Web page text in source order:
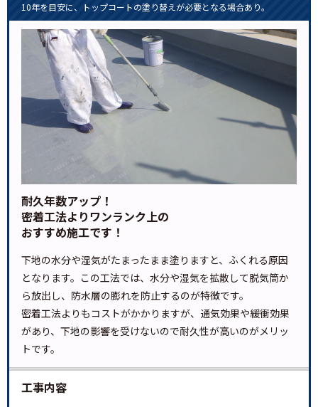
10年を目安に、トップコートの塗り替えが必要となる場合あり。
耐久年数アップ！
密着工法よりワンランク上の
おすすめ施工です！
下地の水分や湿気がたまったまま塗りますと、ふくれる原因
となります。この工法では、水分や湿気を拡散して脱気筒か
ら放出し、防水層の膨れを防止するのが特徴です。
密着工法よりもコストがかかりますが、通気効果や緩衝効果
があり、下地の影響を受けないので耐久性が高いのがメリッ
トです。
工事内容